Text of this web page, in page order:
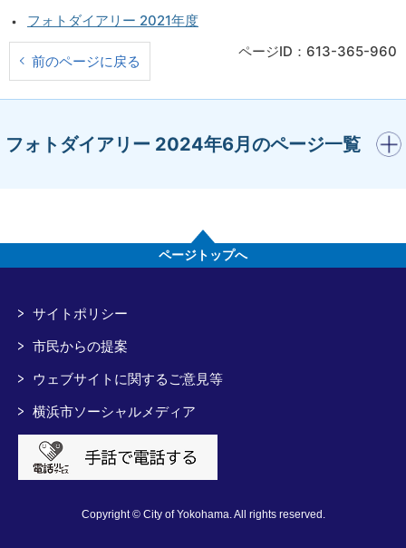
フォトダイアリー 2021年度
前のページに戻る
ページID：613-365-960
フォトダイアリー 2024年6月のページ一覧
開く
ページトップへ
サイトポリシー
市民からの提案
ウェブサイトに関するご意見等
横浜市ソーシャルメディア
Copyright © City of Yokohama. All rights reserved.